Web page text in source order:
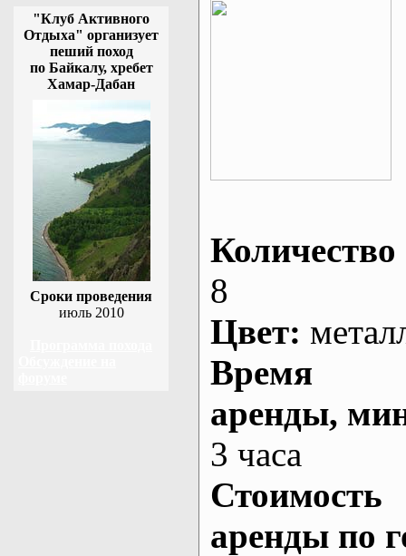
"Клуб Активного
Отдыха" организует
пеший поход
по Байкалу, хребет
Хамар-Дабан
Сроки проведения
июль 2010
Количество
8
Цвет:
Время
аренды,
3 часа
Стоимость
аренды по